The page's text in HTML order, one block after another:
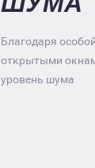
Благодаря
открытыми
уровень шума